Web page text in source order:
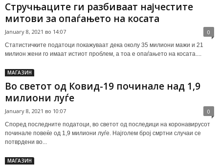
Стручњаците ги разбиваат најчестите
митови за опаѓањето на косата
January 8, 2021 во 14:07 0
Статистичките податоци покажуваат дека околу 35 милиони мажи и 21
милион жени го имаат истиот проблем, а тоа е опаѓањето на косата....
МАГАЗИН
Во светот од Ковид-19 починале над 1,9
милиони луѓе
January 8, 2021 во 10:07 0
Според последните податоци, во светот од последици на коронавирусот
починале повеќе од 1,9 милиони луѓе. Најголем број смртни случаи се
потврдени во...
МАГАЗИН